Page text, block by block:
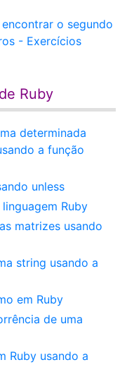
o segundo
- Exercícios
Ruby
determinada
a função
unless
Ruby
matrizes usando
string usando a
em Ruby
de uma
Ruby usando a